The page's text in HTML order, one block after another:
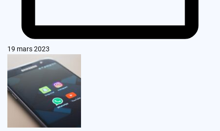
19 mars 2023